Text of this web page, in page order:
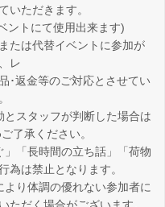
いただきます。
ントにて使用出来ます)
たは代替イベントに参加が
レ
･返金等のご対応とさせてい
スタッフが判断した場合は
了承ください。
「長時間の立ち話」「荷物
為は禁止となります。
り体調の優れない参加者に